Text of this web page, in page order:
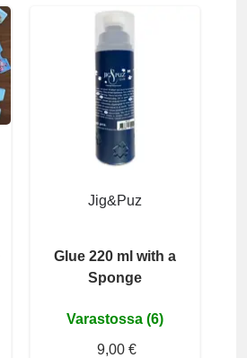
Jig&Puz
Glue 220 ml with a
Sponge
Varastossa (6)
9,00 €